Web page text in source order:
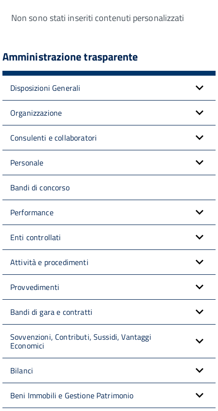
Non sono stati inseriti contenuti personalizzati
Amministrazione trasparente
Disposizioni Generali
Organizzazione
Consulenti e collaboratori
Personale
Bandi di concorso
Performance
Enti controllati
Attività e procedimenti
Provvedimenti
Bandi di gara e contratti
Sovvenzioni, Contributi, Sussidi, Vantaggi
Economici
Bilanci
Beni Immobili e Gestione Patrimonio